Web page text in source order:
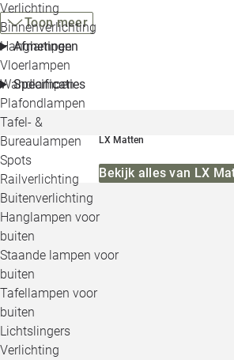
Verlichting
Binnenverlichting
Hanglampen
Vloerlampen
Wandlampen
Plafondlampen
Tafel- &
Bureaulampen
Spots
Railverlichting
Buitenverlichting
Hanglampen voor
buiten
Staande lampen voor
buiten
Tafellampen voor
buiten
Lichtslingers
Verlichting
Toon meer
Afmetingen
Specificaties
LX Matten
Bekijk alles van LX